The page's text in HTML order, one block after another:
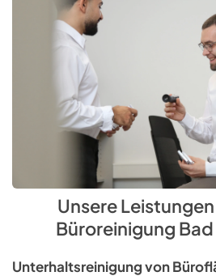
Unsere
Büroreinigung
Unterhaltsreinigung von